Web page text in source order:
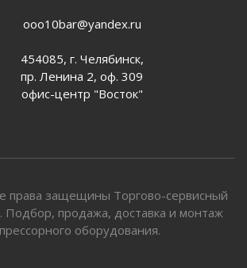
ooo10bar@yandex.ru
454085, г. Челябинск,
пр. Ленина 2, оф. 309
офис-центр "Восток"
права защещины Торгово-сервисный
Подбор, продажа, доставка и монтаж
оборудования.